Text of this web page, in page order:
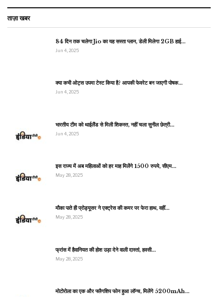
ताज़ा खबर
84 दिन तक चलेगा Jio का यह सस्ता प्लान, डेली मिलेगा 2GB हाई…
Jun 4, 2025
क्या कभी ओट्स उपमा टेस्ट किया है? आपकी फेवरेट बन जाएगी पोषक…
Jun 4, 2025
भारतीय टीम को थाईलैंड से मिली शिकस्त, नहीं चला सुनील छेत्री…
Jun 4, 2025
इस राज्य में अब महिलाओं को हर माह मिलेंगे 1500 रुपये, सीएम…
May 28, 2025
मौका पाते ही प्रोड्यूसर ने एक्ट्रेस की कमर पर फेरा हाथ, वहीं…
May 28, 2025
फ्रांस में हैवानियत की होश उड़ा देने वाली दास्तां, हवसी…
May 28, 2025
मोटोरोला का एक और फ्लैगशिप फोन हुआ लॉन्च, मिलेंगे 5200mAh…